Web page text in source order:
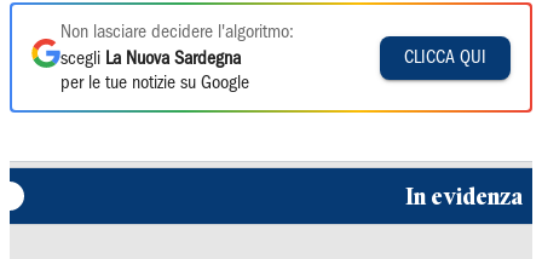
Non lasciare decidere l'algoritmo:
scegli La Nuova Sardegna
per le tue notizie su Google
CLICCA QUI
In evidenza